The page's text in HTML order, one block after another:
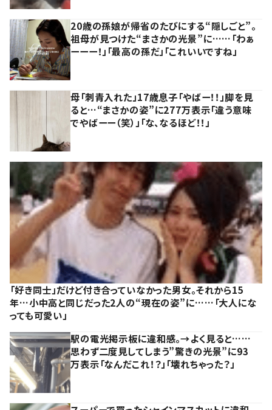
20歳の孫娘が帰省のたびにする“隠しごと”。
祖母が見つけた“まさかの光景”に……「わぁ
ーーー！」「最高の孫だ」「これいいですね」
母「刺青入れた」17歳息子「やばー！！」脚を見
ると…“まさかの姿”に277万表示「違う意味
でやばーー（笑）」「な、なるほど！！」
「好き同士」だけど付き合っていなかった男女。それから15
年…小中高と同じだった2人の“現在の姿”に……「大人にな
っても可愛い」
駅の電光掲示板に違和感。→よく見ると……
思わず二度見してしまう”驚きの光景”に93
万表示「なんだこれ！？」「壊れちゃった？」